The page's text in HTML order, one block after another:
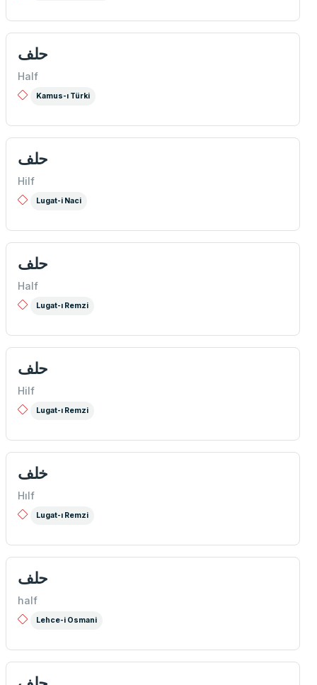
حلف
Half
Kamus-ı Türki
حلف
Hilf
Lugat-i Naci
حلف
Half
Lugat-ı Remzi
حلف
Hilf
Lugat-ı Remzi
خلف
Hılf
Lugat-ı Remzi
حلف
half
Lehce-i Osmani